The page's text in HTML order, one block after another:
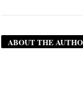
ABOUT THE